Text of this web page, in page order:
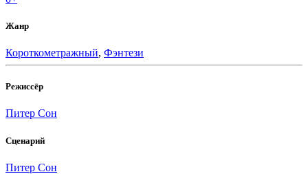
Жанр
Короткометражный, Фэнтези
Режиссёр
Питер Сон
Сценарий
Питер Сон